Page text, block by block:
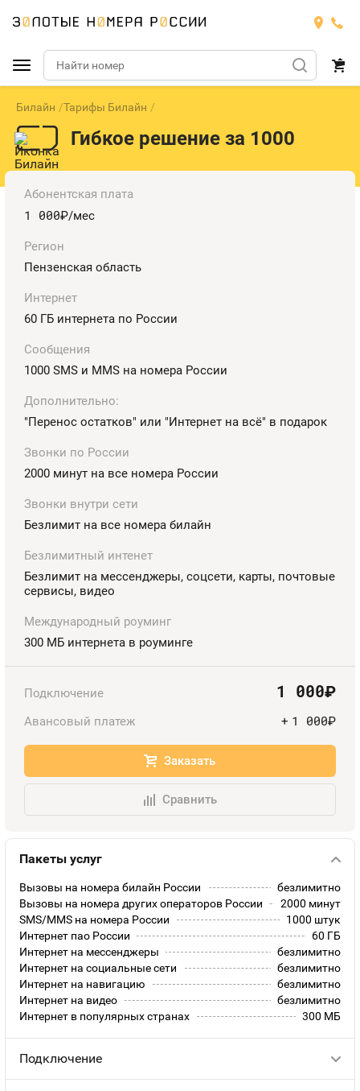
Подобрать номер
Билайн
БИЛАЙН
Номера
Мегафон
Тарифы
ТЕЛЕ2
Тарифы
Йота
Тарифы
Продать номер
Оплата и доставка
Устройства
Билайн Тарифы Билайн
Гибкое решение за 1000
Абонентская плата
1 000руб./мес
Регион
Пензенская область
Интернет
60 ГБ интернета по России
Сообщения
1000 SMS и MMS на номера России
Дополнительно:
"Перенос остатков" или "Интернет на всё" в подарок
Звонки по России
2000 минут на все номера России
Звонки внутри сети
Безлимит на все номера билайн
Безлимитный интенет
Безлимит на мессенджеры, соцсети, карты, почтовые
сервисы, видео
Международный роуминг
300 МБ интернета в роуминге
Подключение 1 000руб.
Авансовый платеж + 1 000руб.
Заказать
Сравнить
Пакеты услуг
Вызовы на номера билайн России
безлимитно
Вызовы на номера других операторов России
2000 минут
SMS/MMS на номера России
1000 штук
Интернет пао России
60 ГБ
Интернет на мессенджеры
безлимитно
Интернет на социальные сети
безлимитно
Интернет на навигацию
безлимитно
Интернет на видео
безлимитно
Интернет в популярных странах
300 МБ
Подключение